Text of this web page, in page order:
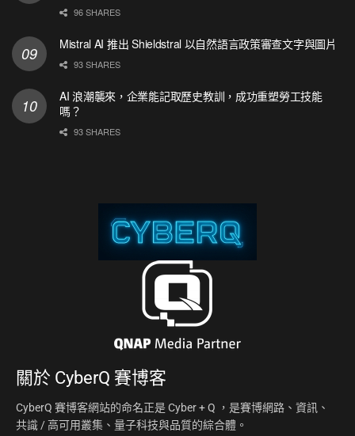
96 SHARES
Mistral AI 推出 Shieldstral 以自然語言政策審查文字與圖片
93 SHARES
AI 浪潮襲來，企業能記取歷史教訓，成功重塑勞工技能
嗎？
93 SHARES
關於 CyberQ 賽博客
CyberQ 賽博客網站的命名正是 Cyber + Q ，是賽博網路、資訊、
共識 / 高可用叢集、量子科技與品質的綜合體。